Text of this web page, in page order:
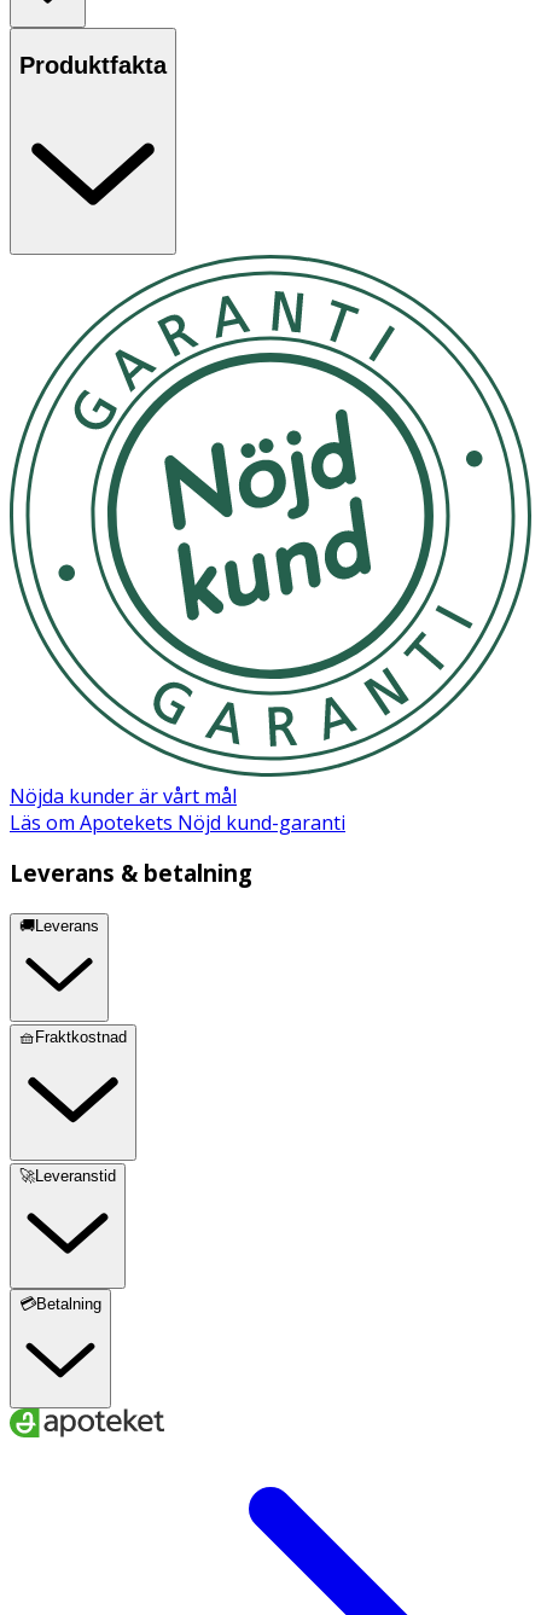
OK för gravida och ammande:
Ja
Produktfakta
Nöjda kunder är vårt mål
Läs om Apotekets Nöjd kund-garanti
Leverans & betalning
🚚Leverans
🧺Fraktkostnad
🚀Leveranstid
💳Betalning